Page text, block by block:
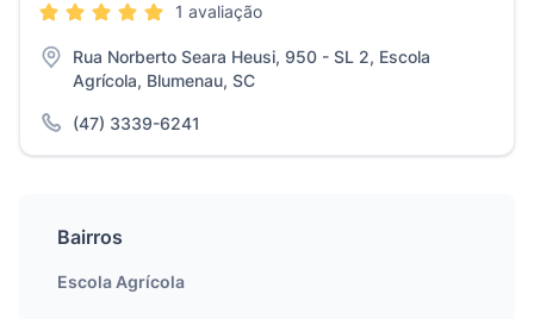
1 avaliação
Rua Norberto Seara Heusi, 950 - SL 2, Escola
Agrícola, Blumenau, SC
(47) 3339-6241
Bairros
Escola Agrícola